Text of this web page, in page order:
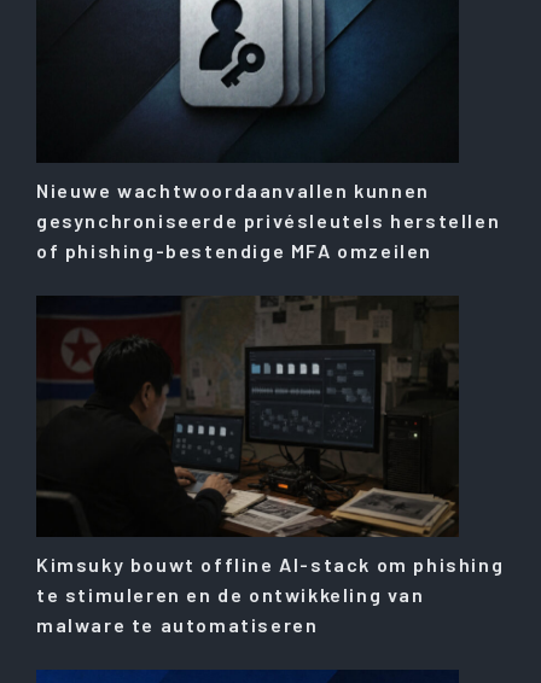
Nieuwe wachtwoordaanvallen kunnen
gesynchroniseerde privésleutels herstellen
of phishing-bestendige MFA omzeilen
Kimsuky bouwt offline AI-stack om phishing
te stimuleren en de ontwikkeling van
malware te automatiseren